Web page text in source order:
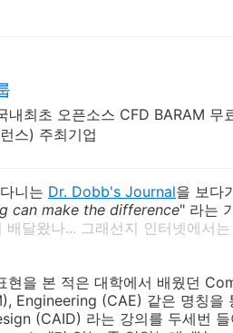
내최초 오픈소스 CFD BARAM 무
스) 주최기업
니는 Dr. Dobb's Journal을 보다
can make the difference" 라는
달왔나... 그래선지 인터넷에서
현을 본 적은 대학에서 배웠던
Engineering (CAE) 같은 명칭을
(CAID) 라는 강의를 두세번 들